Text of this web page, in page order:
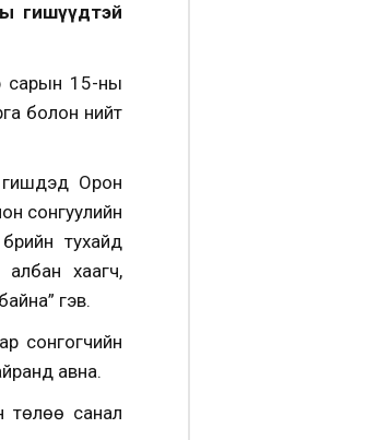
гишүүдтэй
сарын 15-ны
болон нийт
Орон
сонгуулийн
тухайд
албан хаагч,
гэв.
сонгогчийн
авна.
төлөө санал